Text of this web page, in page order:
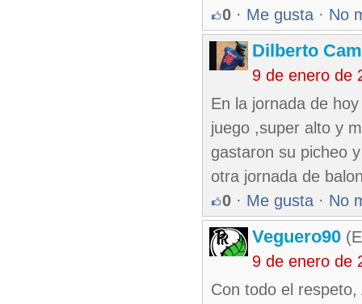
0 · Me gusta · No
Dilberto
9 de enero de
En la jornada de
juego ,super alto y
gastaron su picheo
otra jornada de
0 · Me gusta · No
Veguero90
9 de enero de
Con todo el